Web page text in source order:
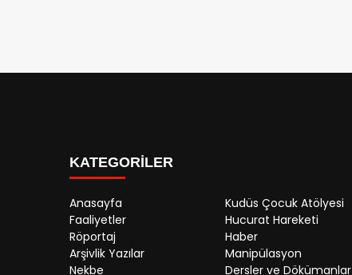
KATEGORİLER
Anasayfa
Kudüs Çocuk Atölyesi
Faaliyetler
Hucurat Hareketi
Röportaj
Haber
Arşivlik Yazılar
Manipülasyon
Nekbe
Dersler ve Dökümanlar